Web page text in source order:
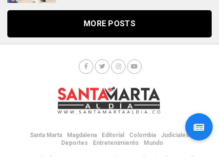
MORE POSTS
Santa Marta Magdalena Editorial Colombia
Judiciales
Deportes
Entretenimiento Mundo